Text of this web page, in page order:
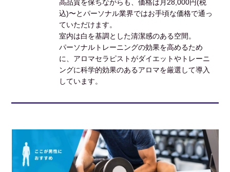
高品質を保ちながらも、価格は月28,000円(税
込)〜とパーソナル業界ではお手頃な価格で通っ
ていただけます。
室内は白を基調とした清潔感のある空間。
パーソナルトレーニングの効果を高めるため
に、アロマセラピストがダイエットやトレーニ
ングに科学的効果のあるアロマを厳選して導入
しています。